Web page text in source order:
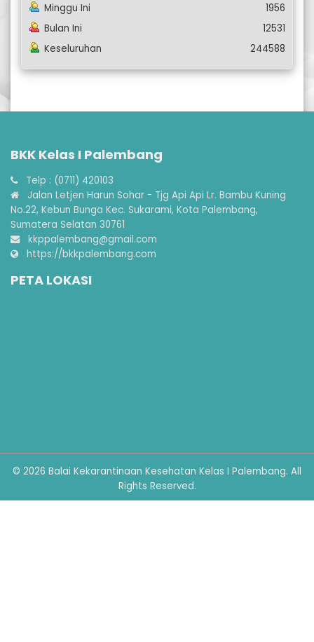
Minggu Ini
1956
Bulan Ini
12531
Keseluruhan
244588
BKK Kelas I Palembang
Telp : (0711) 420103
Jalan Letjen Harun Sohar - Tjg Api Api Lr. Bambu Kuning
No.22, Kebun Bunga Kec. Sukarami, Kota Palembang,
Sumatera Selatan 30761
kkppalembang@gmail.com
https://bkkpalembang.com
PETA LOKASI
© 2026 Balai Kekarantinaan Kesehatan Kelas I Palembang. All
Rights Reserved.